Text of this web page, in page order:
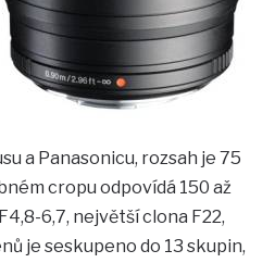
a Panasonicu, rozsah je 75
cropu odpovídá 150 až
6,7, největší clona F22,
je seskupeno do 13 skupin,